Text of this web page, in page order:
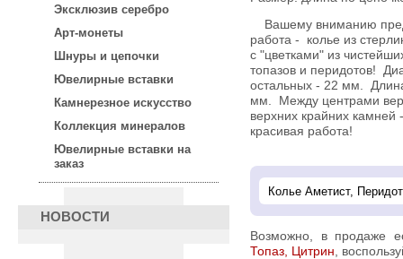
Эксклюзив серебро
Арт-монеты
Шнуры и цепочки
Ювелирные вставки
Камнерезное искусство
Коллекция минералов
Ювелирные вставки на
заказ
НОВОСТИ
Вашему вниманию
работа - колье из
с "цветками" из
топазов и перидотов!
остальных - 22 мм.
мм. Между центрами
верхних крайних
красивая работа!
Возможно, в продаже
Топаз, Цитрин ,